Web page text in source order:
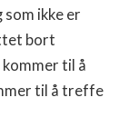
ikke er
bort
til å
til å treffe